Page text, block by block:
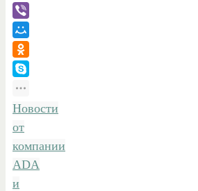
Новости
от
компании
ADA
и